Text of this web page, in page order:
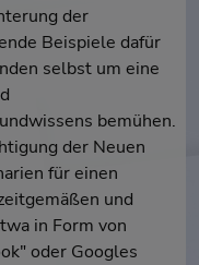
der
Beispiele dafür
selbst um eine
bemühen.
der Neuen
für einen
und
in Form von
oder Googles